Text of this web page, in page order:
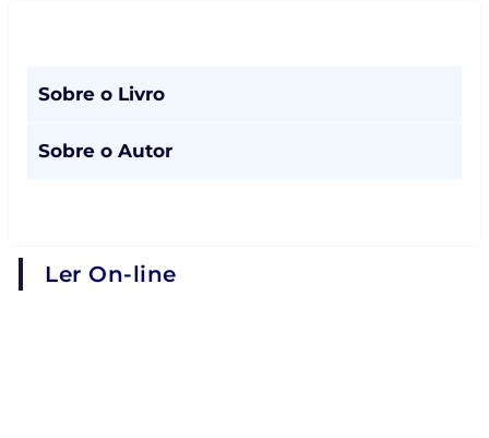
Sobre o Livro
Sobre o Autor
Ler On-line